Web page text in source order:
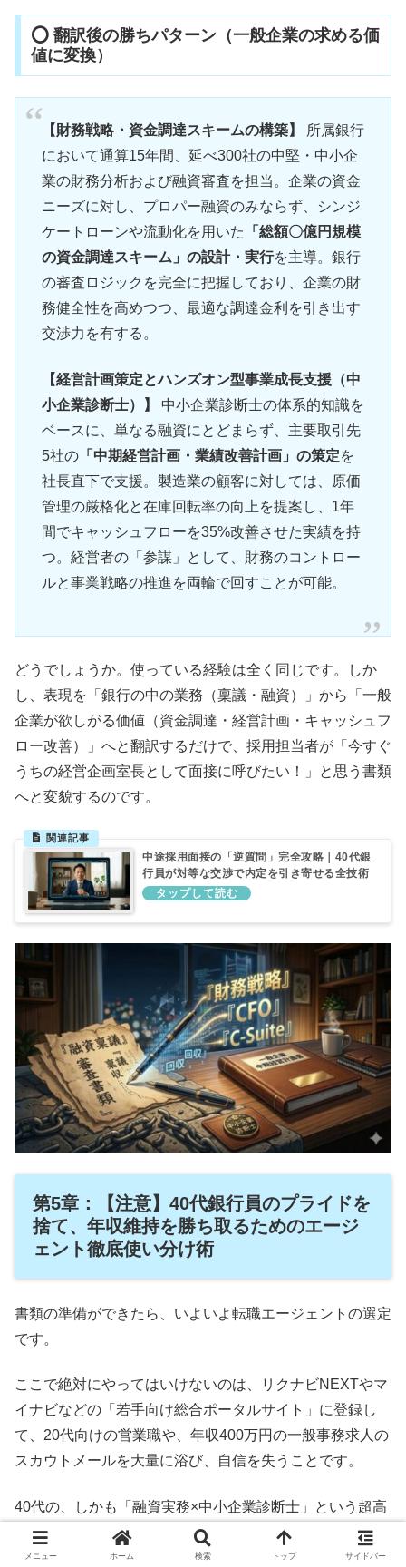
⭕ 翻訳後の勝ちパターン（一般企業の求める価
値に変換）
【財務戦略・資金調達スキームの構築】
所属銀行
において通算15年間、延べ300社の中堅・中小企
業の財務分析および融資審査を担当。企業の資金
ニーズに対し、プロパー融資のみならず、シンジ
ケートローンや流動化を用いた
「総額〇億円規模
の資金調達スキーム」の設計・実行を主導。銀行
の審査ロジックを完全に把握しており、企業の財
務健全性を高めつつ、最適な調達金利を引き出す
交渉力を有する。
【経営計画策定とハンズオン型事業成長支援（中
小企業診断士）】
中小企業診断士の体系的知識を
ベースに、単なる融資にとどまらず、主要取引先
5社の「中期経営計画・業績改善計画」の策定を
社長直下で支援。製造業の顧客に対しては、原価
管理の厳格化と在庫回転率の向上を提案し、1年
間でキャッシュフローを35%改善させた実績を持
つ。経営者の「参謀」として、財務のコントロー
ルと事業戦略の推進を両輪で回すことが可能。
どうでしょうか。使っている経験は全く同じです。しか
し、表現を「銀行の中の業務（稟議・融資）」から「一般
企業が欲しがる価値（資金調達・経営計画・キャッシュフ
ロー改善）」へと翻訳するだけで、採用担当者が「今すぐ
うちの経営企画室長として面接に呼びたい！」と思う書類
へと変貌するのです。
中途採用面接の「逆質問」完全攻略｜40代銀
行員が対等な交渉で内定を引き寄せる全技術
第5章：【注意】40代銀行員のプライドを
捨て、年収維持を勝ち取るためのエージ
ェント徹底使い分け術
書類の準備ができたら、いよいよ転職エージェントの選定
です。
ここで絶対にやってはいけないのは、リクナビNEXTやマ
イナビなどの「若手向け総合ポータルサイト」に登録し
て、20代向けの営業職や、年収400万円の一般事務求人の
スカウトメールを大量に浴び、自信を失うことです。
40代の、しかも「融資実務×中小企業診断士」という超高
級アセットを持ったあなたが進むべきは、ハイクラス・専
門職に完全に特化した「3大エージェント」の徹底的な使
メニュー ホーム 検索 トップ サイドバー